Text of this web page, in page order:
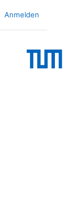
Anmelden